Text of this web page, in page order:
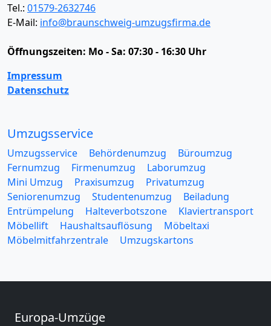
Tel.: 01579-2632746
E-Mail: info@braunschweig-umzugsfirma.de
Öffnungszeiten: Mo - Sa: 07:30 - 16:30 Uhr
Impressum
Datenschutz
Umzugsservice
Umzugsservice Behördenumzug
Büroumzug
Fernumzug
Firmenumzug
Laborumzug
Mini Umzug
Praxisumzug
Privatumzug
Seniorenumzug
Studentenumzug
Beiladung
Entrümpelung
Halteverbotszone
Klaviertransport
Möbellift
Haushaltsauflösung
Möbeltaxi
Möbelmitfahrzentrale
Umzugskartons
Europa-Umzüge